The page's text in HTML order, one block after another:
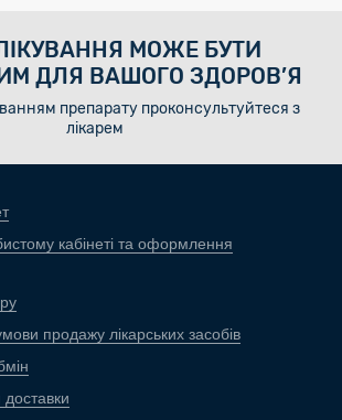
МОЖЕ БУТИ
ДЛЯ ВАШОГО ЗДОРОВ’Я
препарату проконсультуйтеся з
лікарем
кабінеті та оформлення
продажу лікарських засобів